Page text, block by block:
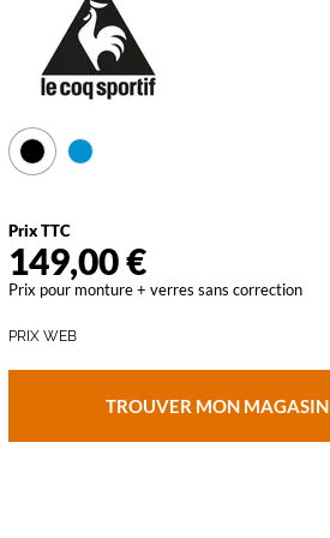
Prix TTC
149,00 €
Prix pour monture + verres sans correction
PRIX WEB
TROUVER MON MAGASIN